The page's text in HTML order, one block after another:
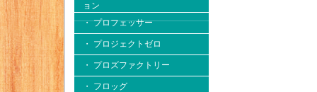
ョン
・ プロフェッサー
・ プロジェクトゼロ
・ プロズファクトリー
・ フロッグ